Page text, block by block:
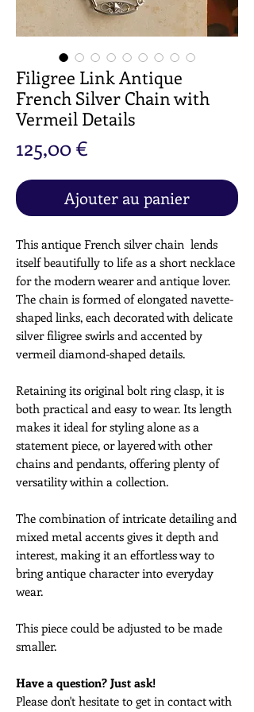
Filigree Link Antique
French Silver Chain with
Vermeil Details
125,00 €
Ajouter au panier
This antique French silver chain lends
itself beautifully to life as a short necklace
for the modern wearer and antique lover.
The chain is formed of elongated navette-
shaped links, each decorated with delicate
silver filigree swirls and accented by
vermeil diamond-shaped details.
Retaining its original bolt ring clasp, it is
both practical and easy to wear. Its length
makes it ideal for styling alone as a
statement piece, or layered with other
chains and pendants, offering plenty of
versatility within a collection.
The combination of intricate detailing and
mixed metal accents gives it depth and
interest, making it an effortless way to
bring antique character into everyday
wear.
This piece could be adjusted to be made
smaller.
Have a question? Just ask!
Please don't hesitate to get in contact with